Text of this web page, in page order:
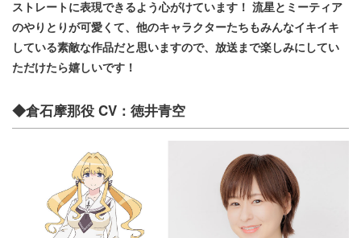
ストレートに表現できるよう心がけています！ 流星とミーティア
のやりとりが可愛くて、他のキャラクターたちもみんなイキイキ
している素敵な作品だと思いますので、放送まで楽しみにしてい
ただけたら嬉しいです！
◆倉石摩那役 CV：徳井青空